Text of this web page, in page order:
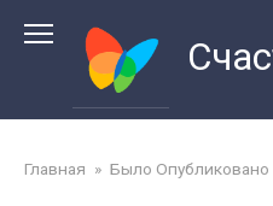
Главная » Было Опубликовано